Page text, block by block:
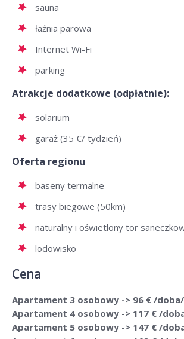
sauna
łaźnia parowa
Internet Wi-Fi
parking
Atrakcje dodatkowe (odpłatnie):
solarium
garaż (35 €/ tydzień)
Oferta regionu
baseny termalne
trasy biegowe (50km)
naturalny i oświetlony tor
lodowisko
Cena
Apartament 3 osobowy -> 96 € /
Apartament 4 osobowy -> 117 € /
Apartament 5 osobowy -> 147 € /